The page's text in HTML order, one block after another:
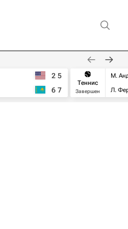
2 5
6 7
Теннис
Завершен
М.
Л.